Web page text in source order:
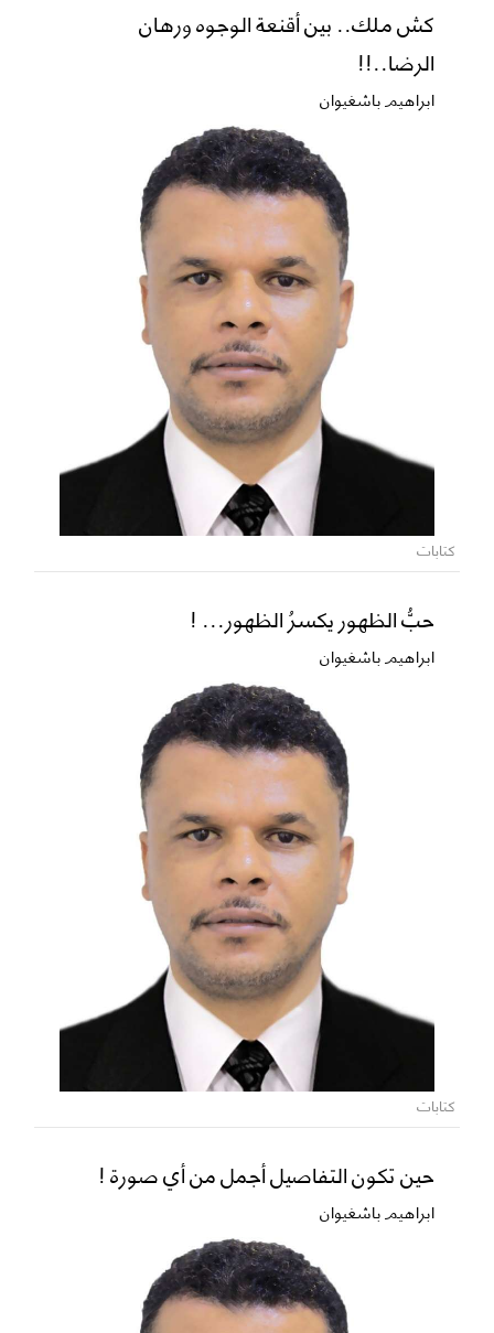
كش ملك.. بين أقنعة الوجوه ورهان
الرضا..!!
ابراهيم باشغيوان
كتابات
حبُّ الظهور يكسرُ الظهور... !
ابراهيم باشغيوان
كتابات
حين تكون التفاصيل أجمل من أي صورة !
ابراهيم باشغيوان